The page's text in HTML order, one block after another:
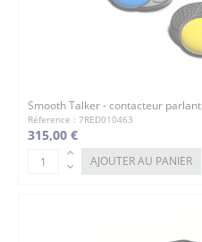
Smooth Talker - contacteur parlant
Réference : 7RED010463
315,00 €
AJOUTER AU PANIER